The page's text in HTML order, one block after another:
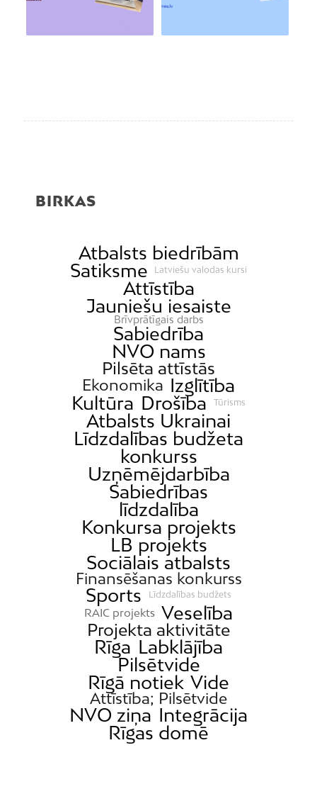
BIRKAS
Atbalsts biedrībām
Satiksme
Latviešu valodas kursi
Attīstība
Jauniešu iesaiste
Brīvprātīgais darbs
Sabiedrība
NVO nams
Pilsēta attīstās
Ekonomika Izglītība
Kultūra Drošība Tūrisms
Atbalsts Ukrainai
Līdzdalības budžeta
konkurss
Uzņēmējdarbība
Sabiedrības
līdzdalība
Konkursa projekts
LB projekts
Sociālais atbalsts
Finansēšanas konkurss
Sports Līdzdalības budžets
RAIC projekts Veselība
Projekta aktivitāte
Rīga Labklājība
Pilsētvide
Rīgā notiek Vide
Attīstība; Pilsētvide
NVO ziņa Integrācija
Rīgas domē